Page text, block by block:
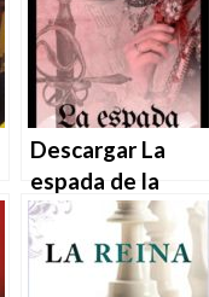
PDF | MOBI
Descargar La
espada de la
reina – Mavi
Tomé en EPUB |
PDF | MOBI